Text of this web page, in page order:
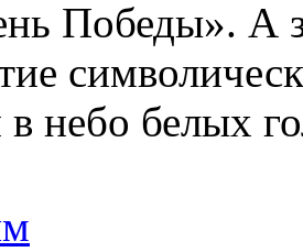
Победы». А
в небо белых